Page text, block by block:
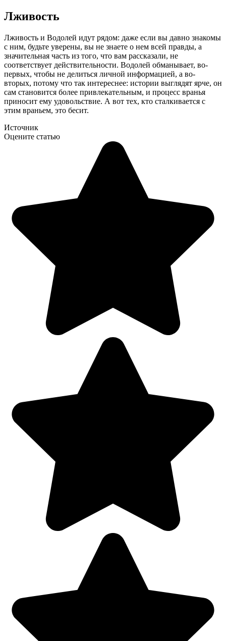
Лживость
Лживость и Водолей идут рядом: даже если вы давно знакомы
с ним, будьте уверены, вы не знаете о нем всей правды, а
значительная часть из того, что вам рассказали, не
соответствует действительности. Водолей обманывает, во-
первых, чтобы не делиться личной информацией, а во-
вторых, потому что так интереснее: истории выглядят ярче, он
сам становится более привлекательным, и процесс вранья
приносит ему удовольствие. А вот тех, кто сталкивается с
этим враньем, это бесит.
Источник
Оцените статью